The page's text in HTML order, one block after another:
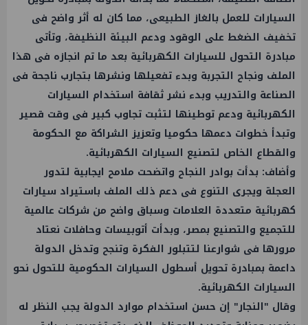
السيارات للعمل بالغاز الطبيعى، مما كان له أثر واضح فى
تخفيف الضغط على الوقود ودعم البيئة النظيفة، وتأتى
مبادرة التحول للسيارات الكهربائية بعد ما تم انجازه فى هذا
الملف ونجاح التجربة وبدء تفعيلها ونشرها بتجارب ناجحة فى
الصناعة والتدريب وبدء نشر ثقافة استخدام السيارات
الكهربائية ودعم توطينها لتثبت تجاوب كبير فى وقت قصير
وتبدأ خطوات دعمها حكوميا وتعزيز الشراكة مع الحكومة
والقطاع الخاص لتصنيع السيارات الكهربائية.
وأضاف: بدأت بوادر النجاح واتضحت ملامح ايجابية لتدور
العجلة ويجرى التنوع فى دعم ذلك الملف باستيراد سيارات
كهربائية متعددة العلامات وسباق واضح من شركات عالمية
للتجميع والتصنيع بمصر، وبدأت أتوبيسات وحافلات نعتاد
مرورها فى شوارعنا لتتبلور الفكرة وتنجح وتدخل الدولة
داعمة بمبادرة تحويل أسطول السيارات الحكومية للتحول نحو
السيارات الكهربائية.
وقال "النجار" إن حسن استخدام موارد الدولة يجب النظر له